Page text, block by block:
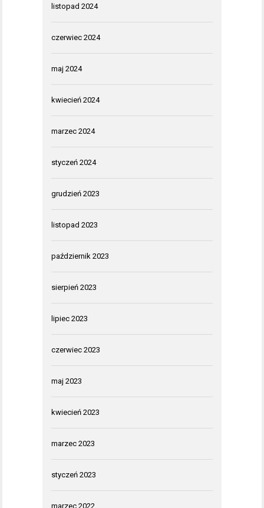
listopad 2024
czerwiec 2024
maj 2024
kwiecień 2024
marzec 2024
styczeń 2024
grudzień 2023
listopad 2023
październik 2023
sierpień 2023
lipiec 2023
czerwiec 2023
maj 2023
kwiecień 2023
marzec 2023
styczeń 2023
marzec 2022